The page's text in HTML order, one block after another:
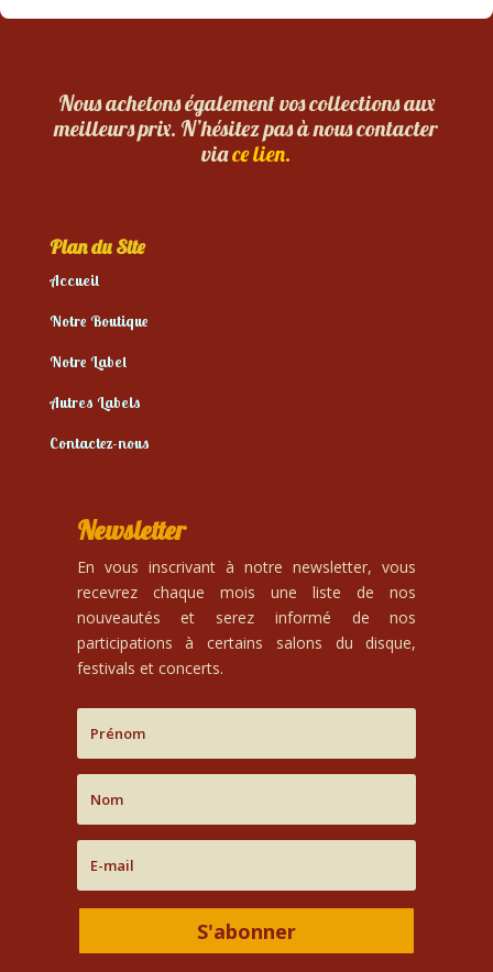
Nous achetons également vos collections aux
meilleurs prix. N’hésitez pas à nous contacter
viace lien.
Plan du Site
Accueil
Notre Boutique
Notre Label
Autres Labels
Contactez-nous
Newsletter
En vous inscrivant à notre newsletter, vous
recevrez chaque mois une liste de nos
nouveautés et serez informé de nos
participations à certains salons du disque,
festivals et concerts.
S'abonner